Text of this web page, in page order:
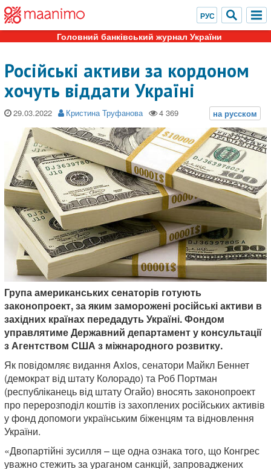
Головний банківський журнал України
Російські активи за кордоном
хочуть віддати Україні
29.03.2022 Кристина Труфанова
Група американських сенаторів готують
законопроект, за яким заморожені російські активи в
західних країнах передадуть Україні. Фондом
управлятиме Державний департамент у консультації
з Агентством США з міжнародного розвитку.
Як повідомляє видання Axios, сенатори Майкл Беннет
(демократ від штату Колорадо) та Роб Портман
(республіканець від штату Огайо) вносять законопроект
про перерозподіл коштів із захоплених російських активів
у фонд допомоги українським біженцям та відновлення
України.
«Двопартійні зусилля – ще одна ознака того, що Конгрес
уважно стежить за ураганом санкцій, запроваджених